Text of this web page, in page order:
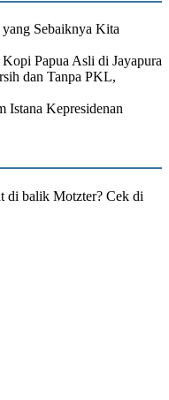
Sebaiknya Kita
Papua Asli di Jayapura
dan Tanpa PKL,
Istana Kepresidenan
di balik Motzter? Cek di